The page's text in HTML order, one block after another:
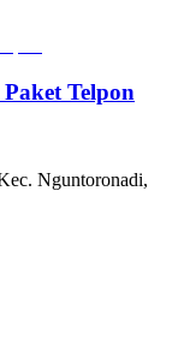
Telpon
Nguntoronadi,